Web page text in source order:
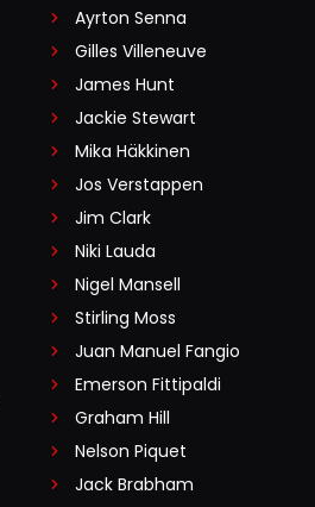
Ayrton Senna
Gilles Villeneuve
James Hunt
Jackie Stewart
Mika Häkkinen
Jos Verstappen
Jim Clark
Niki Lauda
Nigel Mansell
Stirling Moss
Juan Manuel Fangio
Emerson Fittipaldi
Graham Hill
Nelson Piquet
Jack Brabham